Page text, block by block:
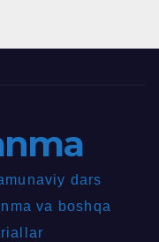
dars
va boshqa